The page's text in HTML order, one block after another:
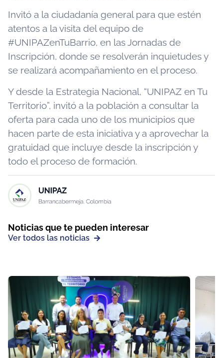
Invitó a la ciudadanía general para que estén
atentos a la visita del equipo de
#UNIPAZenTuBarrio, en las Jornadas de
Inscripción, donde se resolverán inquietudes y
se realizará acompañamiento en el proceso.
Y desde la Estrategia Nacional, “UNIPAZ en Tu
Territorio”, invitó a la población a consultar la
oferta para cada uno de los municipios que
hacen parte de esta iniciativa y a aprovechar la
gratuidad que incluye desde la inscripción y
todo el proceso de formación.
Noticias que te pueden interesar
Ver todos las noticias